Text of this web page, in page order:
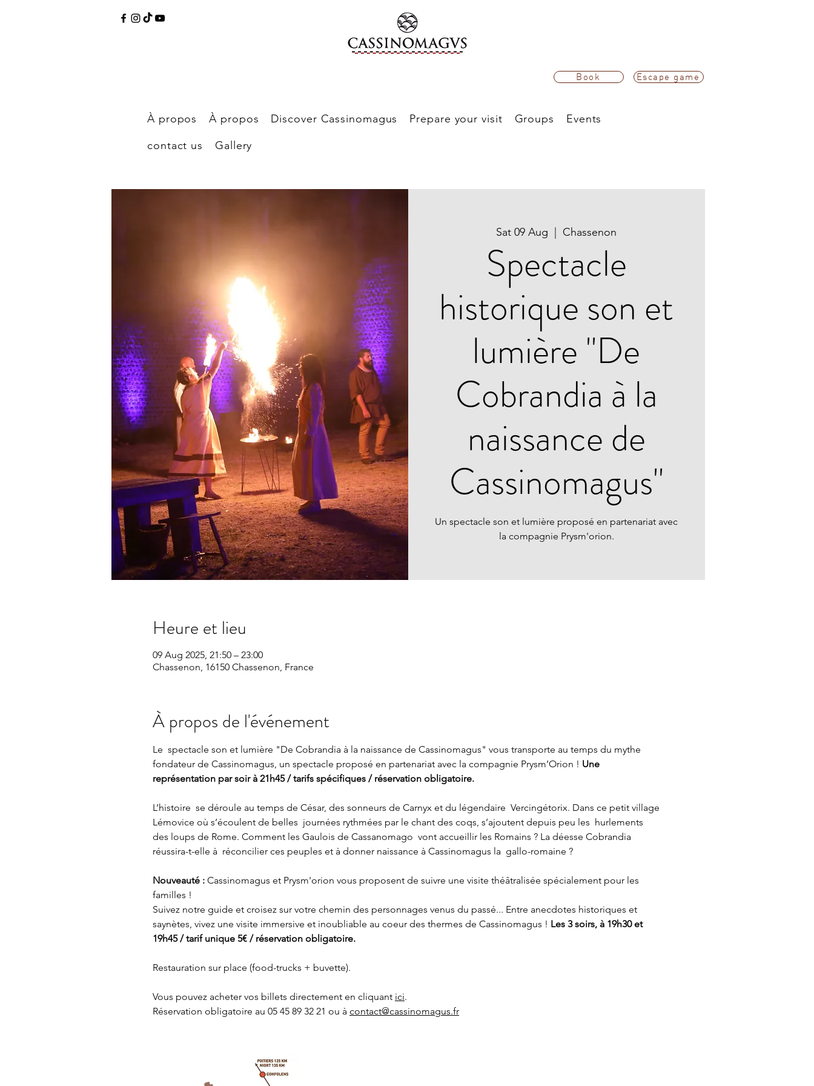
Book Escape game
À propos À propos Discover Cassinomagus Prepare your visit Groups
Events
contact us
Gallery
Sat 09 Aug Chassenon
Spectacle
historique son et
lumière "De
Cobrandia à la
naissance de
Cassinomagus"
Un spectacle son et lumière proposé en partenariat avec
la compagnie Prysm'orion.
Heure et lieu
09 Aug 2025, 21:50 – 23:00
Chassenon, 16150 Chassenon, France
À propos de l'événement
Le  spectacle son et lumière "De Cobrandia à la naissance de Cassinomagus" vous transporte au temps du mythe
fondateur de Cassinomagus, un spectacle proposé en partenariat avec la compagnie Prysm’Orion ! Une
représentation par soir à 21h45 / tarifs spécifiques / réservation obligatoire.
L’histoire  se déroule au temps de César, des sonneurs de Carnyx et du légendaire  Vercingétorix. Dans ce petit village
Lémovice où s’écoulent de belles  journées rythmées par le chant des coqs, s’ajoutent depuis peu les  hurlements
des loups de Rome. Comment les Gaulois de Cassanomago  vont accueillir les Romains ? La déesse Cobrandia
réussira-t-elle à  réconcilier ces peuples et à donner naissance à Cassinomagus la  gallo-romaine ?
Nouveauté : Cassinomagus et Prysm'orion vous proposent de suivre une visite théâtralisée spécialement pour les
familles !
Suivez notre guide et croisez sur votre chemin des personnages venus du passé... Entre anecdotes historiques et
saynètes, vivez une visite immersive et inoubliable au coeur des thermes de Cassinomagus ! Les 3 soirs, à 19h30 et
19h45 / tarif unique 5€ / réservation obligatoire.
Restauration sur place (food-trucks + buvette).
Vous pouvez acheter vos billets directement en cliquant ici.
Réservation obligatoire au 05 45 89 32 21 ou à contact@cassinomagus.fr